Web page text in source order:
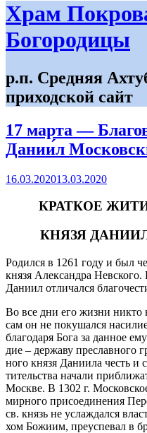
Храм
Богородицы
р.п. Средняя
приходской сайт
17 марта —
Дании́л
16.03.202013.03.2020
КРАТКОЕ
КНЯЗЯ
Ро­дил­ся в 1261 го­ду и был
кня­зя Алек­сандра
Да­ни­ил от­ли­чал­ся
Во все дни его жиз­ни ни­кто
сам он не по­ку­шал­ся
бла­го­да­ря Бо­га за дан­ное
дие – дер­жа­ву
но­го кня­зя Да­ни­и­ла честь и
ти­тель­ства на­ча­ли
Москве. В 1302 г.
мир­но­го при­со­еди­не­ния
св. князь не услаж­дал­ся
хом Бо­жи­им, пре­успе­вал в